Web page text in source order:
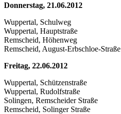
Donnerstag, 21.06.2012
Wuppertal, Schulweg
Wuppertal, Hauptstraße
Remscheid, Höhenweg
Remscheid, August-Erbschloe-Straße
Freitag, 22.06.2012
Wuppertal, Schützenstraße
Wuppertal, Rudolfstraße
Solingen, Remscheider Straße
Remscheid, Solinger Straße